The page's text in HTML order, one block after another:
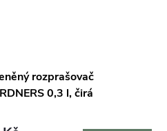
rozprašovač
0,3 l, čirá